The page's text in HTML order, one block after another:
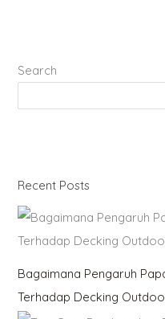
Search
Recent Posts
Bagaimana Pengaruh
Terhadap Decking